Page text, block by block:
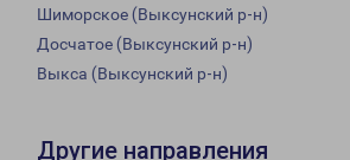
Шиморское (Выксунский р-н)
Досчатое (Выксунский р-н)
Выкса (Выксунский р-н)
Другие направления